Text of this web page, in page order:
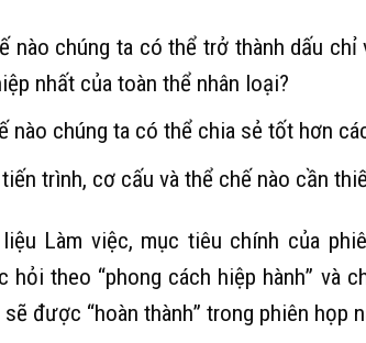
nào chúng ta có thể trở thành dấu
nhất của toàn thể nhân loại?
nào chúng ta có thể chia sẻ tốt hơn
trình, cơ cấu và thể chế nào cần
Làm việc, mục tiêu chính của
hỏi theo “phong cách hiệp hành” và
sẽ được “hoàn thành” trong phiên họp